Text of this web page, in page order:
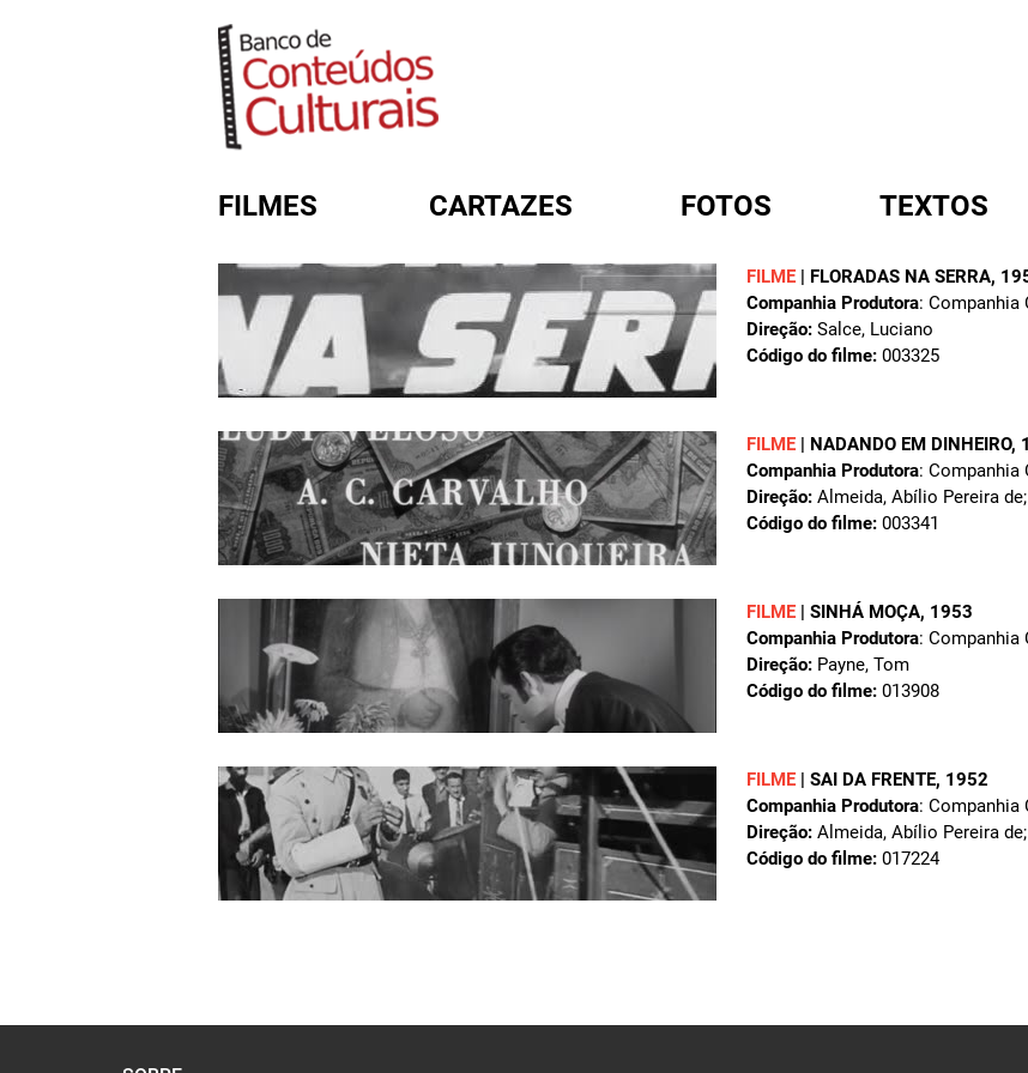
FILMES CARTAZES FOTOS TEXTOS
FILME | FLORADAS NA SERRA,
Companhia Produtora: Companhia
Direção: Salce, Luciano
Código do filme: 003325
FILME | NADANDO EM DINHEIRO,
Companhia Produtora: Companhia
Direção: Almeida, Abílio Pereira
Código do filme: 003341
FILME | SINHÁ MOÇA, 1953
Companhia Produtora: Companhia
Direção: Payne, Tom
Código do filme: 013908
FILME | SAI DA FRENTE, 1952
Companhia Produtora: Companhia
Direção: Almeida, Abílio Pereira de;
Código do filme: 017224
FORMULÁRIO DE BUSCA